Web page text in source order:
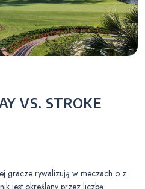
VS. STROKE
gracze rywalizują w meczach o z
jest określany przez liczbę